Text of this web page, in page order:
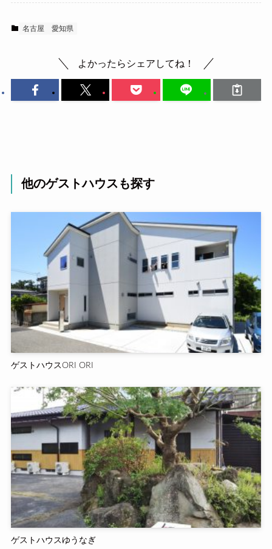
名古屋 愛知県
よかったらシェアしてね！
他のゲストハウスも探す
ゲストハウスORI ORI
ゲストハウスゆうなぎ